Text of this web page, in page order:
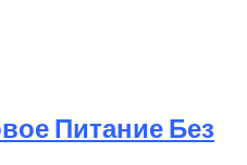
Питание Без